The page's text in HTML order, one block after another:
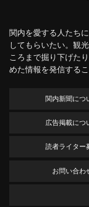
関内を愛する人たち
してもらいたい。観
ころまで掘り下げた
めた情報を発信する
関内新聞につ
広告掲載につ
読者ライター
お問い合わ